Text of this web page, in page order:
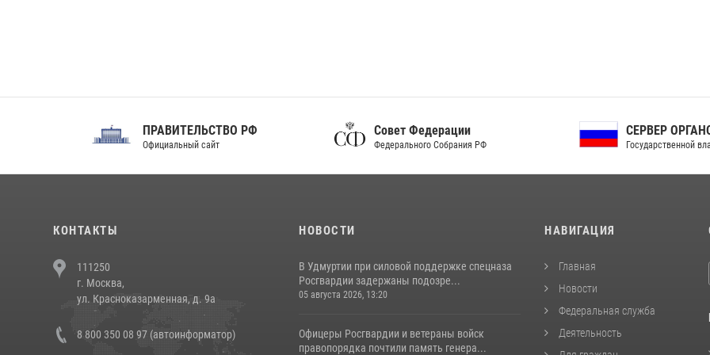
ПРАВИТЕЛЬСТВО РФ
Официальный сайт
Совет Федерации
Федерального Собрания РФ
СЕРВЕР ОРГАНОВ
Государственной власти РФ
КОНТАКТЫ
111250
г. Москва,
ул. Красноказарменная, д. 9а
8 800 350 08 97 (автоинформатор)
НОВОСТИ
В Удмуртии при силовой поддержке спецназа
Росгвардии задержаны подозре...
05 августа 2026, 13:20
Офицеры Росгвардии и ветераны войск
правопорядка почтили память генера...
НАВИГАЦИЯ
Главная
Новости
Федеральная служба
Деятельность